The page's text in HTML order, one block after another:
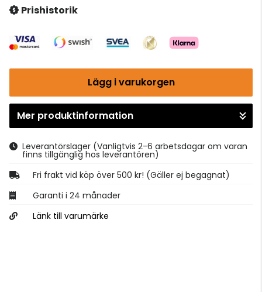
Prishistorik
Lägg i varukorgen
Gå till kassan
Mer produktinformation
Leverantörslager (Vanligtvis 2-6 arbetsdagar om varan
finns tillgänglig hos leverantören)
Fri frakt vid köp över 500 kr! (Gäller ej begagnat)
Garanti i 24 månader
Länk till varumärke